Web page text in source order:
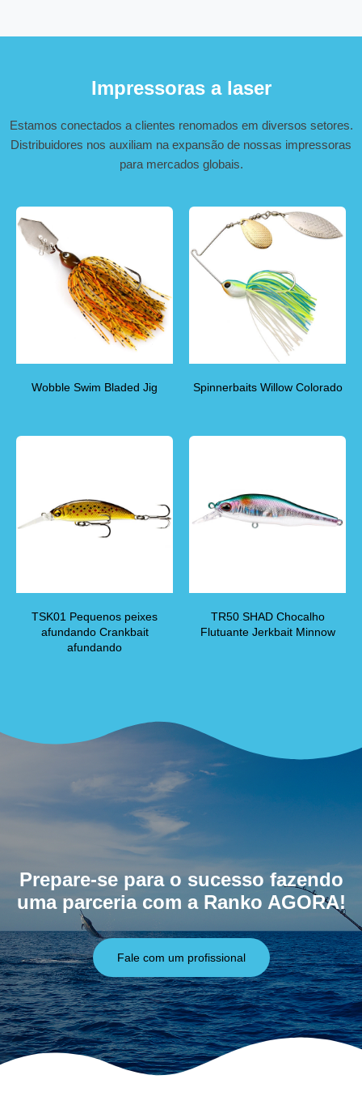
Impressoras a laser
Estamos conectados a clientes renomados em diversos setores.
Distribuidores nos auxiliam na expansão de nossas impressoras
para mercados globais.
Wobble Swim Bladed Jig Spinnerbaits Willow Colorado
TSK01 Pequenos peixes
afundando Crankbait
afundando
TR50 SHAD Chocalho
Flutuante Jerkbait Minnow
Prepare-se para o sucesso fazendo
uma parceria com a Ranko AGORA!
Fale com um profissional